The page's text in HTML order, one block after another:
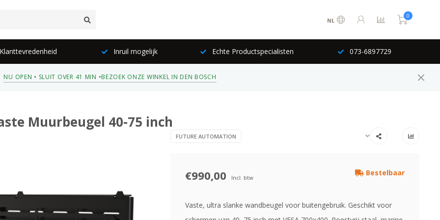
NL
0
Inruil mogelijk Echte Productspecialisten 073-6897729
NU OPEN • SLUIT OVER 41 MIN •BEZOEK ONZE WINKEL IN DEN BOSCH
Muurbeugel 40-75 inch
FUTURE AUTOMATION
€990,00 Incl. btw
Bestelbaar
Vaste, ultra slanke wandbeugel voor buitengebruik. Geschikt voor